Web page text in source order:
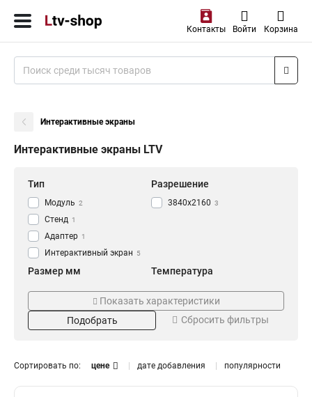
Контакты Войти Корзина
Интерактивные экраны
Интерактивные экраны LTV
Тип
Модуль 2
Стенд 1
Адаптер 1
Интерактивный экран 5
Разрешение
3840x2160 3
Размер мм
400x400 3
Температура
0…+50 3
Мощность Вт Напряжение
100-240
Тип крепления
Показать характеристики
Подобрать
Сбросить фильтры
Сортировать по: цене дате добавления популярности